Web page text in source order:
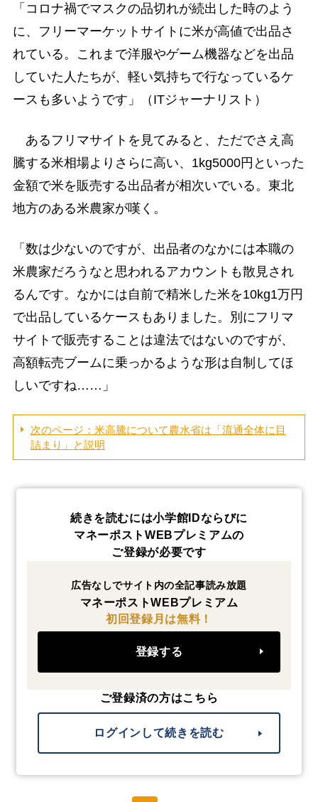
「コロナ禍でマスクの品切れが続出した時のよう
に、フリーマーケットサイトに米が高値で出品さ
れている。これまで洋服やゲーム機器などを出品
していた人たちが、軽い気持ちで行なっているケ
ースも多いようです」（ITジャーナリスト）
あるフリマサイトを見てみると、ただでさえ高
騰する米相場よりさらに高い、1kg5000円といった
金額で米を販売する出品者が相次いでいる。東北
地方のある米農家が嘆く。
「数は少ないのですが、出品者のなかには本職の
米農家だろうなと思われるアカウントも散見され
るんです。なかには自前で精米した米を10kg1万円
で出品しているケースもありました。別にフリマ
サイトで販売することは違法ではないのですが、
高額転売ブームに乗っかるような形は自制してほ
しいですね……」
次のページ：米高騰について農水省は「流通全体に目
詰まり」と説明
続きを読むには小学館IDならびに
マネーポストWEBプレミアムの
ご登録が必要です
広告なしでサイト内の全記事読み放題
マネーポストWEBプレミアム
初回登録月は無料！
登録する
ご登録済の方はこちら
ログインして続きを読む